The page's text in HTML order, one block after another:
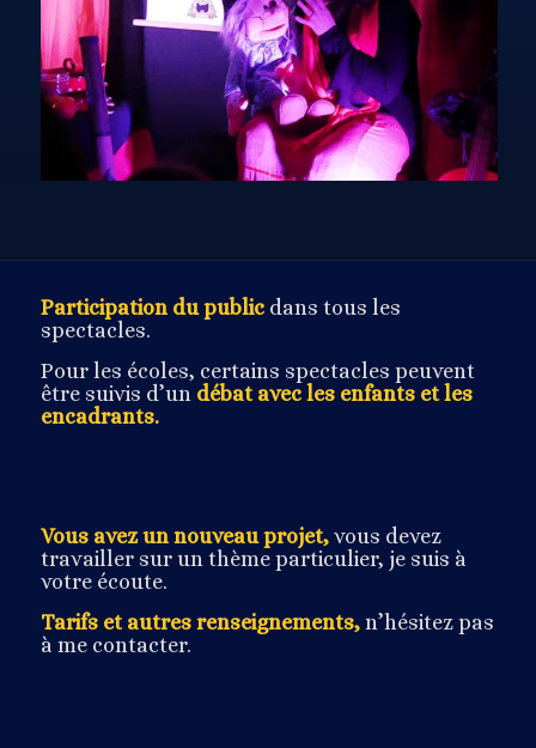
Participation du publicdans tous les
spectacles.
Pour les écoles, certains spectacles peuvent
être suivis d’un débat avec les enfants et les
encadrants.
Vous avez un nouveau projet,vous devez
travailler sur un thème particulier, je suis à
votre écoute.
Tarifs et autres renseignements,n’hésitez pas
à me contacter.